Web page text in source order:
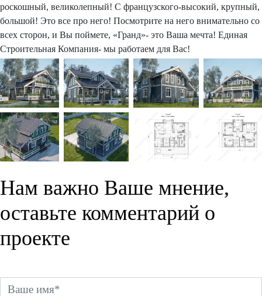
роскошный, великолепный! С французского-высокий, крупный,
большой! Это все про него! Посмотрите на него внимательно со
всех сторон, и Вы поймете, «Гранд»- это Ваша мечта! Единая
Строительная Компания- мы работаем для Вас!
Нам важно Ваше мнение,
оставьте комментарий о
проекте